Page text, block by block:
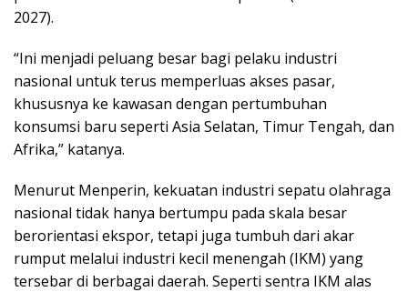
2027).
“Ini menjadi peluang besar bagi pelaku industri
nasional untuk terus memperluas akses pasar,
khususnya ke kawasan dengan pertumbuhan
konsumsi baru seperti Asia Selatan, Timur Tengah, dan
Afrika,” katanya.
Menurut Menperin, kekuatan industri sepatu olahraga
nasional tidak hanya bertumpu pada skala besar
berorientasi ekspor, tetapi juga tumbuh dari akar
rumput melalui industri kecil menengah (IKM) yang
tersebar di berbagai daerah. Seperti sentra IKM alas